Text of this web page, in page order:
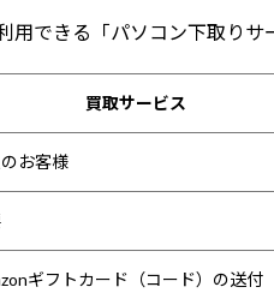
できる「パソコン下取りサ
買取サービス
お客様
ギフトカード（コード）の送付